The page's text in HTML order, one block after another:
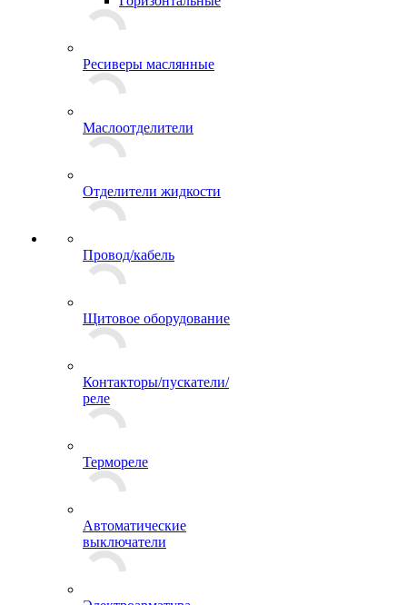
Ресиверы маслянные
Маслоотделители
Отделители жидкости
Провод/кабель
Щитовое оборудование
Контакторы/пускатели/
реле
Термореле
Автоматические
выключатели